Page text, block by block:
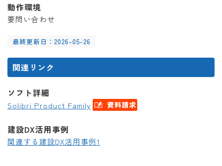
動作環境
要問い合わせ
最終更新日：2026-05-26
関連リンク
ソフト詳細
Solibri Product Family
建設DX活用事例
関連する建設DX活用事例1